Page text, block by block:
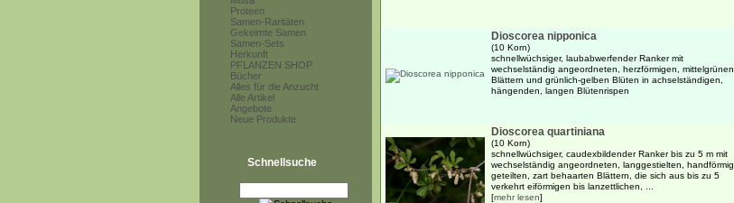
Proteen
Samen-Raritäten
Gekeimte Samen
Samen-Sets
Herkunft
PFLANZEN SHOP
Bücher
Alles für die Anzucht
Alle Artikel
Angebote
Neue Produkte
Schnellsuche
Dioscorea nipponica
(10 Korn)
schnellwüchsiger, laubabwerfender Ranker mit
wechselständig angeordneten, herzförmigen, mittelgrünen
Blättern und grünlich-gelben Blüten in achselständigen,
hängenden, langen Blütenrispen
Dioscorea quartiniana
(10 Korn)
schnellwüchsiger, caudexbildender Ranker bis zu 5 m mit
wechselständig angeordneten, langgestielten, handförmig
geteilten, zart behaarten Blättern, die sich aus bis zu 5
verkehrt eiförmigen bis lanzettlichen, ...
[mehr lesen]